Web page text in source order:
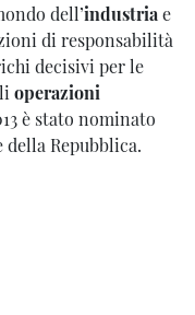
dell’industriae
di responsabilità
decisivi per le
operazioni
è stato nominato
della Repubblica.